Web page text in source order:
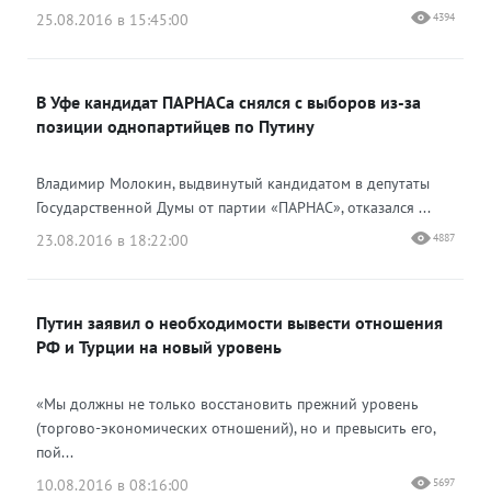
25.08.2016 в 15:45:00
4394
В Уфе кандидат ПАРНАСа снялся с выборов из-за
позиции однопартийцев по Путину
Владимир Молокин, выдвинутый кандидатом в депутаты
Государственной Думы от партии «ПАРНАС», отказался ...
23.08.2016 в 18:22:00
4887
Путин заявил о необходимости вывести отношения
РФ и Турции на новый уровень
«Мы должны не только восстановить прежний уровень
(торгово-экономических отношений), но и превысить его,
пой...
10.08.2016 в 08:16:00
5697